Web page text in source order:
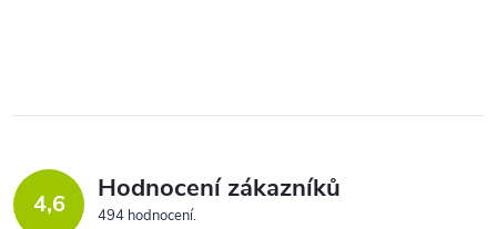
4,6 Hodnocení zákazníků
494 hodnocení